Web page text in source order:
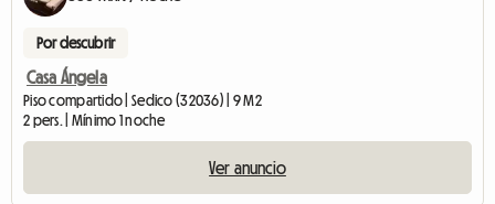
Por descubrir
Casa Ángela
Piso compartido | Sedico (32036) | 9 M2
2 pers. | Mínimo 1 noche
Ver anuncio